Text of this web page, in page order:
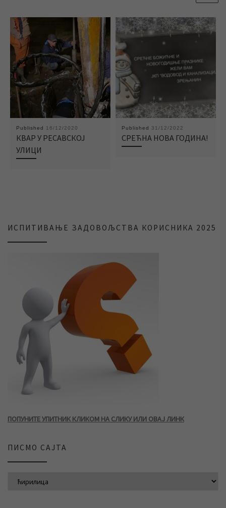
Published 16/12/2020
КВАР У РЕСАВСКОЈ
УЛИЦИ
Published 31/12/2022
СРЕЋНА НОВА ГОДИНА!
ИСПИТИВАЊЕ ЗАДОВОЉСТВА КОРИСНИКА 2025
ПОПУНИТЕ УПИТНИК КЛИКОМ НА СЛИКУ ИЛИ ОВАЈ ЛИНК
ПИСМО САЈТА